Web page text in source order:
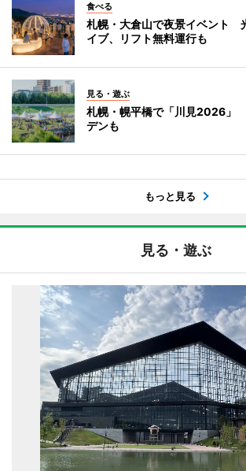
食べる
札幌・大倉山で夜景イベント
イブ、リフト無料運行も
見る・遊ぶ
札幌・幌平橋で「川見2026」
デンも
もっと見る
見る・遊ぶ